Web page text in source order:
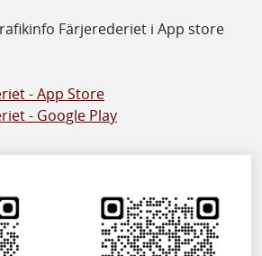
Färjerederiet i App store
- App Store
- Google Play